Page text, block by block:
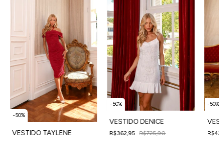
-50%
VESTIDO TAYLENE
-50%
VESTIDO DENICE
R$362,95 R$725,90
-50